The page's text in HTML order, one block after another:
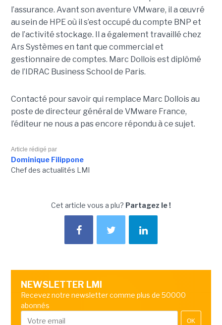
l’assurance. Avant son aventure VMware, il a œuvré
au sein de HPE où il s’est occupé du compte BNP et
de l’activité stockage. Il a également travaillé chez
Ars Systèmes en tant que commercial et
gestionnaire de comptes. Marc Dollois est diplômé
de l’IDRAC Business School de Paris.
Contacté pour savoir qui remplace Marc Dollois au
poste de directeur général de VMware France,
l’éditeur ne nous a pas encore répondu à ce sujet.
Article rédigé par
Dominique Filippone
Chef des actualités LMI
Cet article vous a plu? Partagez le !
NEWSLETTER LMI
Recevez notre newsletter comme plus de 50000
abonnés
OK